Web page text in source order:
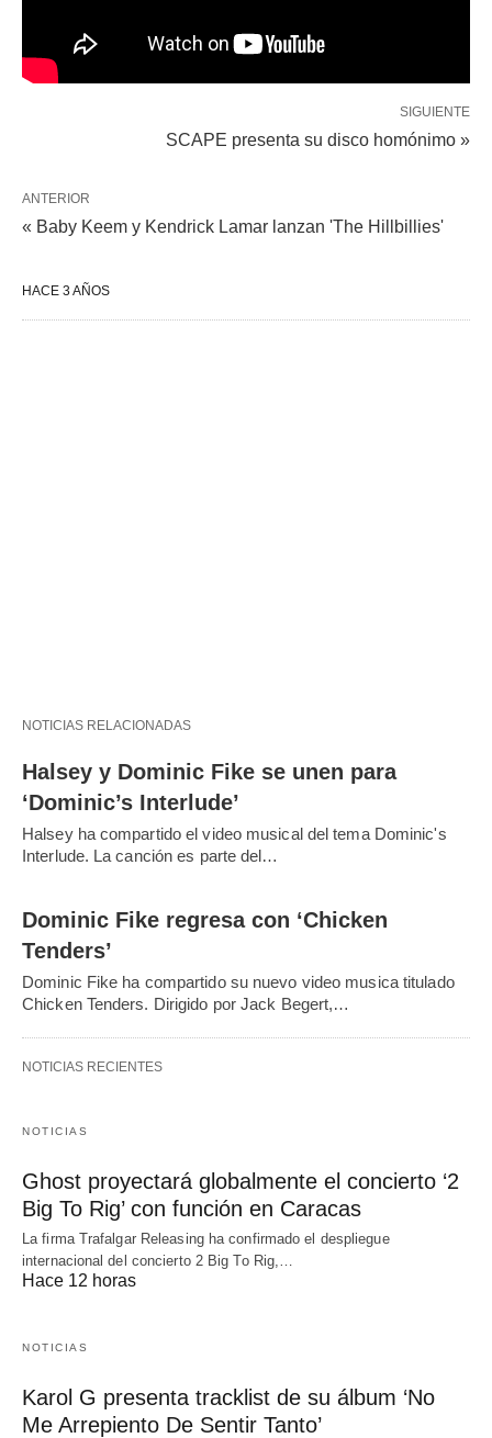
SIGUIENTE
SCAPE presenta su disco homónimo »
ANTERIOR
« Baby Keem y Kendrick Lamar lanzan 'The Hillbillies'
HACE 3 AÑOS
NOTICIAS RELACIONADAS
Halsey y Dominic Fike se unen para
‘Dominic’s Interlude’
Halsey ha compartido el video musical del tema Dominic's
Interlude. La canción es parte del…
Dominic Fike regresa con ‘Chicken
Tenders’
Dominic Fike ha compartido su nuevo video musica titulado
Chicken Tenders. Dirigido por Jack Begert,…
NOTICIAS RECIENTES
NOTICIAS
Ghost proyectará globalmente el concierto ‘2
Big To Rig’ con función en Caracas
La firma Trafalgar Releasing ha confirmado el despliegue
internacional del concierto 2 Big To Rig,…
Hace 12 horas
NOTICIAS
Karol G presenta tracklist de su álbum ‘No
Me Arrepiento De Sentir Tanto’